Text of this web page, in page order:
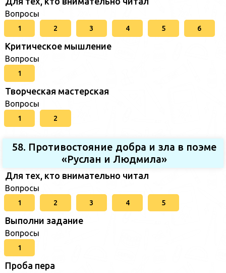
Вопросы
1 2 3 4 5 6
Критическое мышление
Вопросы
1
Творческая мастерская
Вопросы
1 2
58. Противостояние добра и зла в поэме
«Руслан и Людмила»
Для тех, кто внимательно читал
Вопросы
1 2 3 4 5
Выполни задание
Вопросы
1
Проба пера